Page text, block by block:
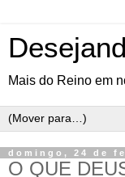
Mais do Reino em
domingo, 24 de
O QUE